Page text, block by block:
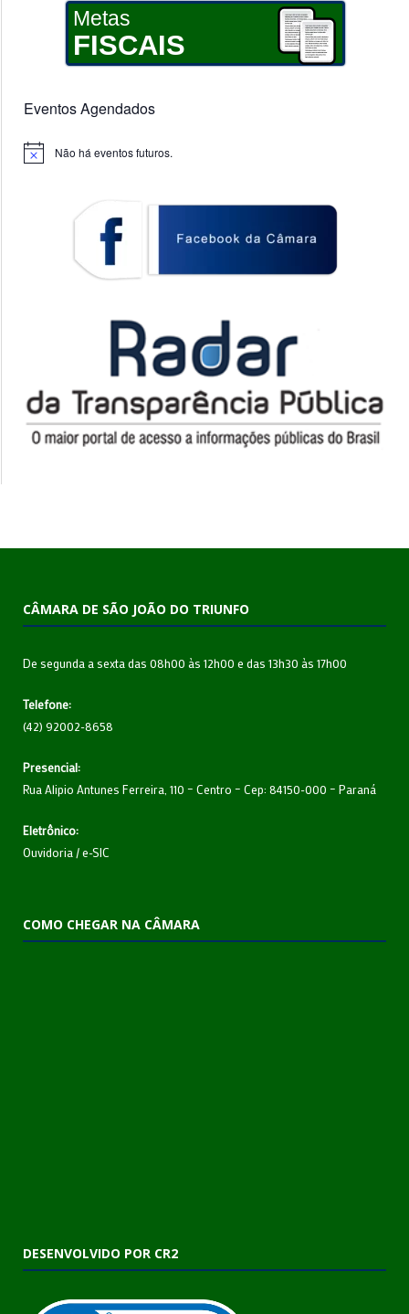
Metas
FISCAIS
Eventos Agendados
Notice Não há eventos futuros.
CÂMARA DE SÃO JOÃO DO TRIUNFO
De segunda a sexta das 08h00 às 12h00 e das 13h30 às 17h00
Telefone:
(42) 92002-8658
Presencial:
Rua Alipio Antunes Ferreira, 110 – Centro – Cep: 84150-000 – Paraná
Eletrônico:
Ouvidoria /e-SIC
COMO CHEGAR NA CÂMARA
DESENVOLVIDO POR CR2